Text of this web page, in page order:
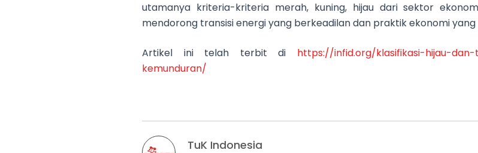
utamanya kriteria-kriteria merah, kuning, hijau dari sektor
mendorong transisi energi yang berkeadilan dan praktik ekonomi
Artikel ini telah terbit di https://infid.org/klasifikasi-hijau-
kemunduran/
TuK Indonesia